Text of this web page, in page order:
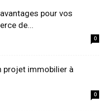
pour vos
de...
0
projet immobilier à
0